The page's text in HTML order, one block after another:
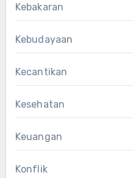
Kebakaran
Kebudayaan
Kecantikan
Kesehatan
Keuangan
Konflik